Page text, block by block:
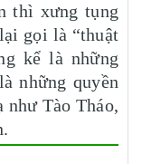
thì xưng tụng
gọi là “thuật
kể là những
những quyền
như Tào Tháo,